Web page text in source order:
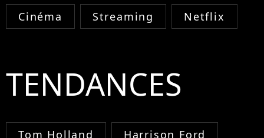
Cinéma Streaming Netflix
TENDANCES
Tom Holland Harrison Ford